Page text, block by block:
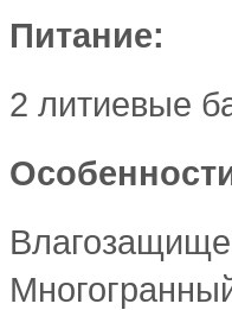
Питание:
2 литиевые